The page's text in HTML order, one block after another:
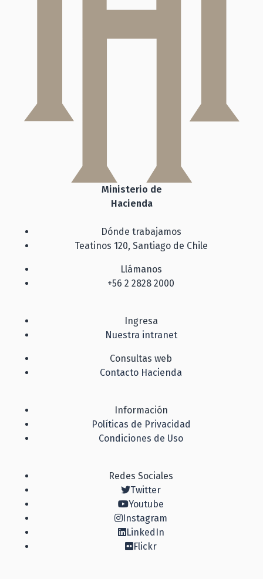
Ministerio de
Hacienda
Dónde trabajamos
Teatinos 120, Santiago de Chile
Llámanos
+56 2 2828 2000
Ingresa
Nuestra intranet
Consultas web
Contacto Hacienda
Información
Políticas de Privacidad
Condiciones de Uso
Redes Sociales
Twitter
Youtube
Instagram
LinkedIn
Flickr